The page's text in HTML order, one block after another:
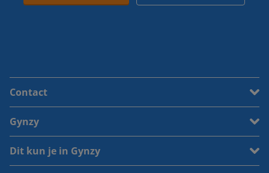
Contact
Gynzy
Dit kun je in Gynzy